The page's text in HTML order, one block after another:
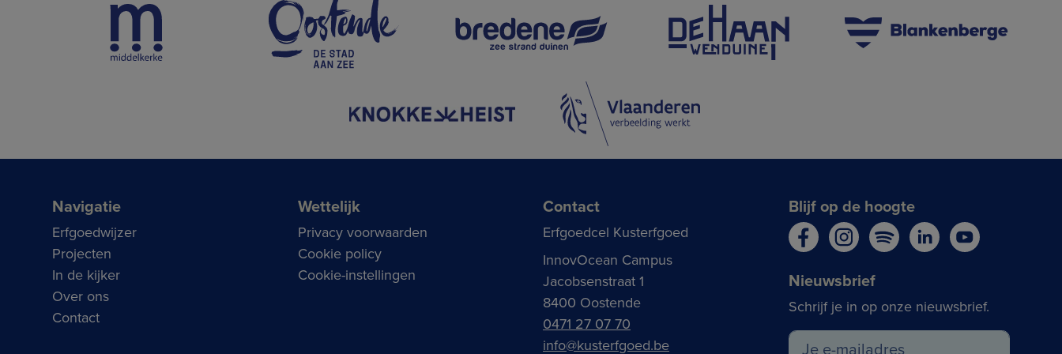
Navigatie
Erfgoedwijzer
Projecten
In de kijker
Over ons
Contact
Wettelijk
Privacy voorwaarden
Cookie policy
Cookie-instellingen
Contact
Erfgoedcel Kusterfgoed
InnovOcean Campus
Jacobsenstraat 1
8400 Oostende
0471 27 07 70
info@kusterfgoed.be
Blijf op de hoogte
Nieuwsbrief
Schrijf je in op onze nieuwsbrief.